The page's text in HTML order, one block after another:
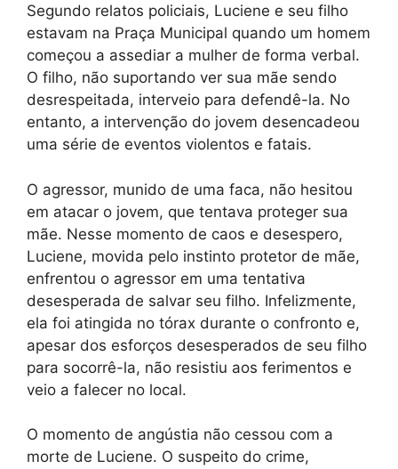
Segundo relatos policiais, Luciene e seu filho
estavam na Praça Municipal quando um homem
começou a assediar a mulher de forma verbal.
O filho, não suportando ver sua mãe sendo
desrespeitada, interveio para defendê-la. No
entanto, a intervenção do jovem desencadeou
uma série de eventos violentos e fatais.
O agressor, munido de uma faca, não hesitou
em atacar o jovem, que tentava proteger sua
mãe. Nesse momento de caos e desespero,
Luciene, movida pelo instinto protetor de mãe,
enfrentou o agressor em uma tentativa
desesperada de salvar seu filho. Infelizmente,
ela foi atingida no tórax durante o confronto e,
apesar dos esforços desesperados de seu filho
para socorrê-la, não resistiu aos ferimentos e
veio a falecer no local.
O momento de angústia não cessou com a
morte de Luciene. O suspeito do crime,